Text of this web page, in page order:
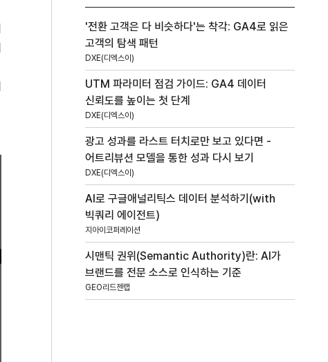
'전환 고객은 다 비슷하다'는 착각: GA4로 읽은
고객의 탐색 패턴
DXE(디엑스이)
UTM 파라미터 점검 가이드: GA4 데이터
신뢰도를 높이는 첫 단계
DXE(디엑스이)
광고 성과를 라스트 터치로만 보고 있다면 -
어트리뷰션 모델을 통한 성과 다시 보기
DXE(디엑스이)
AI로 구글애널리틱스 데이터 분석하기(with
빅쿼리 에이전트)
지아이코퍼레이션
시맨틱 권위(Semantic Authority)란: AI가
브랜드를 전문 소스로 인식하는 기준
GEO리드젠랩